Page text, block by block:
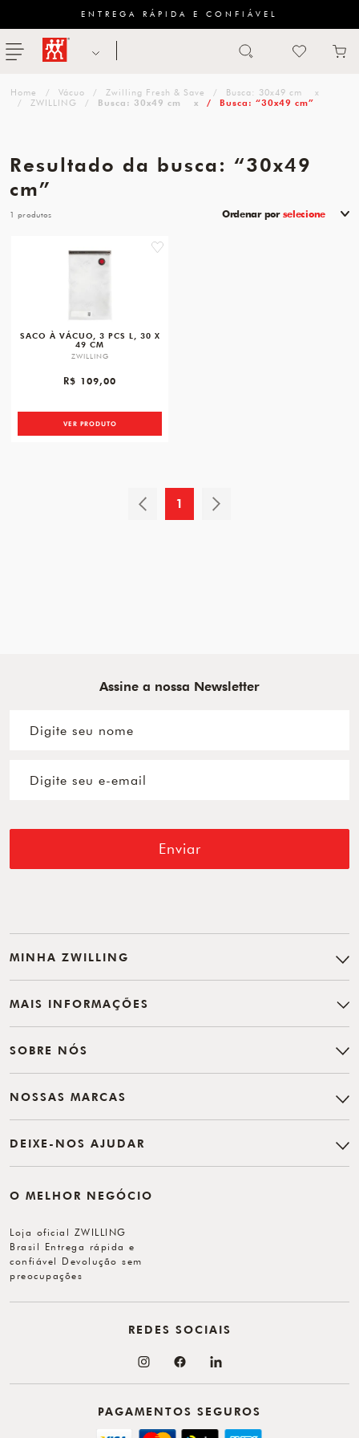
ENTREGA RÁPIDA E CONFIÁVEL
menu ZWILLING
de
FACAS
Vácuo Zwilling Fresh & Save Busca: 30x49 cm
x
ZWILLING
Busca: 30x49 cm x Busca: “30x49 cm”
Resultado da busca: “30x49
cm”
Ordenar por selecione
1
favorite
SACO À VÁCUO, 3 PCS L, 30 X
49 CM
ZWILLING
R$ 109,00
VER PRODUTO
1
Assine a nossa Newsletter
Enviar
MINHA ZWILLING
MAIS INFORMAÇÕES
SOBRE NÓS
NOSSAS MARCAS
DEIXE-NOS AJUDAR
O MELHOR NEGÓCIO
Loja oficial ZWILLING
Brasil Entrega rápida e
confiável Devolução sem
preocupações
PAGAMENTOS SEGUROS
REDES SOCIAIS